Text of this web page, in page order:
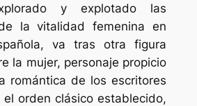
y explotado las
la vitalidad femenina en
va tras otra figura
la mujer, personaje propicio
romántica de los escritores
el orden clásico establecido,